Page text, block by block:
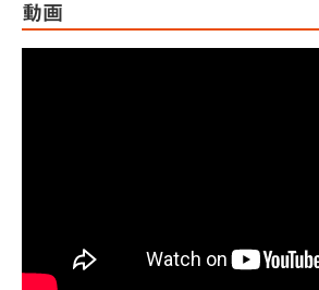
動画